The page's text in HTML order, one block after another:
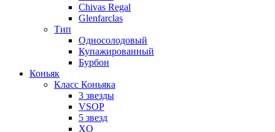
Chivas Regal
Glenfarclas
Тип
Односолодовый
Купажированный
Бурбон
Коньяк
Класс Коньяка
3 звезды
VSOP
5 звезд
XO